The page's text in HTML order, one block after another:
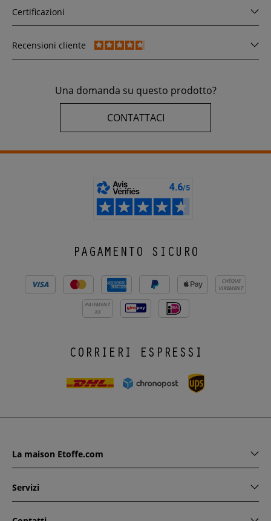
Certificazioni
Recensioni cliente
Una domanda su questo prodotto?
CONTATTACI
PAGAMENTO SICURO
CHÈQUE
VIREMENT
PAIEMENT
X3
CORRIERI ESPRESSI
La maison Etoffe.com
Servizi